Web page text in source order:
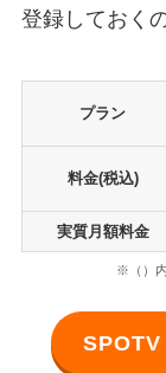
登録しておく
プラン
料金(税込)
実質月額料金
※（）
SPOTV